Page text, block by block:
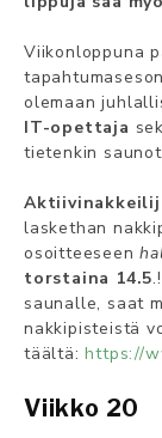
Viikonloppuna
olemaan
IT-opettaja
tietenkin
laskethan
osoitteeseen
torstaina 14.5
saunalle, saat
nakkipisteistä
täältä:https://
Viikko 20